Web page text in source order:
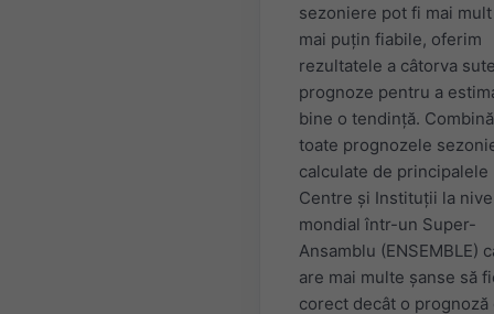
sezoniere pot fi mai
mai puțin fiabile, oferim
rezultatele a câtorva
prognoze pentru a
bine o tendință.
toate prognozele
calculate de principalele
Centre și Instituții la
mondial într-un Super-
Ansamblu (ENSEMBLE)
are mai multe șanse să
corect decât o prognoză